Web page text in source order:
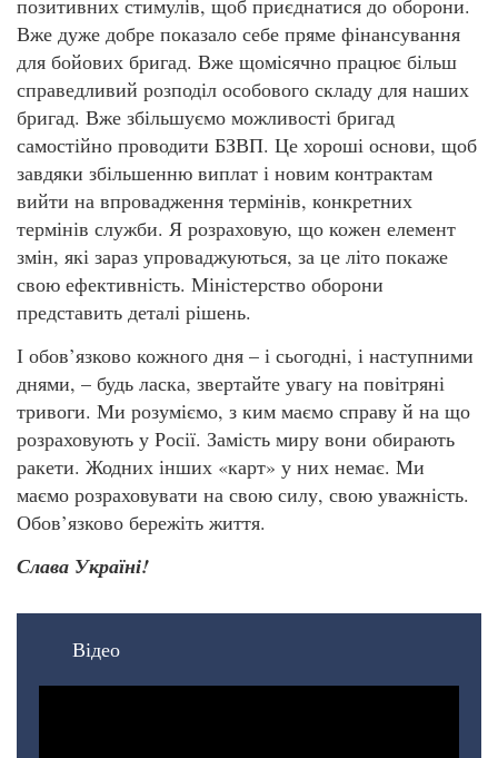
Вже дуже добре показало себе пряме фінансування
для бойових бригад. Вже щомісячно працює більш
справедливий розподіл особового складу для наших
бригад. Вже збільшуємо можливості бригад
самостійно проводити БЗВП. Це хороші основи, щоб
завдяки збільшенню виплат і новим контрактам
вийти на впровадження термінів, конкретних
термінів служби. Я розраховую, що кожен елемент
змін, які зараз упроваджуються, за це літо покаже
свою ефективність. Міністерство оборони
представить деталі рішень.
І обов’язково кожного дня – і сьогодні, і наступними
днями, – будь ласка, звертайте увагу на повітряні
тривоги. Ми розуміємо, з ким маємо справу й на що
розраховують у Росії. Замість миру вони обирають
ракети. Жодних інших «карт» у них немає. Ми
маємо розраховувати на свою силу, свою уважність.
Обов’язково бережіть життя.
Слава Україні!
Відео